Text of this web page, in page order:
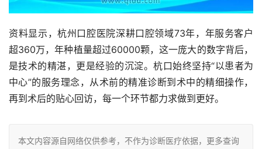
资料显示，杭州口腔医院深耕口腔领域73年，年服务客户
超360万，年种植量超过60000颗，这一庞大的数字背后，
是技术的精湛，更是经验的沉淀。杭口始终坚持“以患者为
中心”的服务理念，从术前的精准诊断到术中的精细操作，
再到术后的贴心回访，每一个环节都力求做到更好。
本文内容源自网络仅供参考，不作为诊断医疗依据，更多查询